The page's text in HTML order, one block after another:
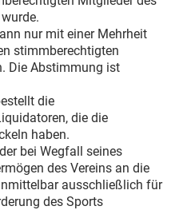
nur mit einer Mehrheit
stimmberechtigten
Die Abstimmung ist
die
die die
haben.
bei Wegfall seines
des Vereins an die
ausschließlich für
des Sports